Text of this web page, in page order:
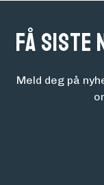
midler
Vern,
Få
Meld deg på